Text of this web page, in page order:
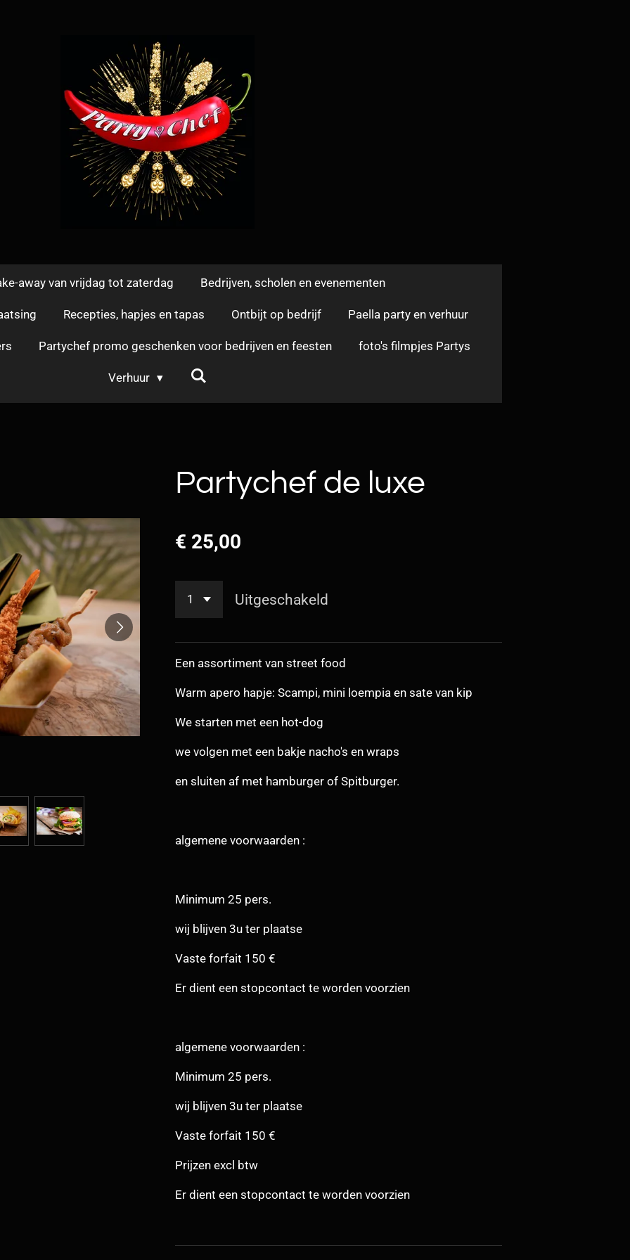
away van vrijdag tot zaterdag Bedrijven, scholen en evenementen
Recepties, hapjes en tapas Ontbijt op bedrijf Paella party en verhuur
Partychef promo geschenken voor bedrijven en feesten foto's filmpjes Partys
Verhuur
Partychef de luxe
€ 25,00
Uitgeschakeld
Een assortiment van street food
Warm apero hapje: Scampi, mini loempia en sate van kip
We starten met een hot-dog
we volgen met een bakje nacho's en wraps
en sluiten af met hamburger of Spitburger.
algemene voorwaarden :
Minimum 25 pers.
wij blijven 3u ter plaatse
Vaste forfait 150 €
Er dient een stopcontact te worden voorzien
algemene voorwaarden :
Minimum 25 pers.
wij blijven 3u ter plaatse
Vaste forfait 150 €
Prijzen excl btw
Er dient een stopcontact te worden voorzien